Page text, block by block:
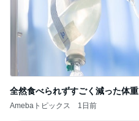
全然食べられずすごく減った体重
Amebaトピックス 1日前